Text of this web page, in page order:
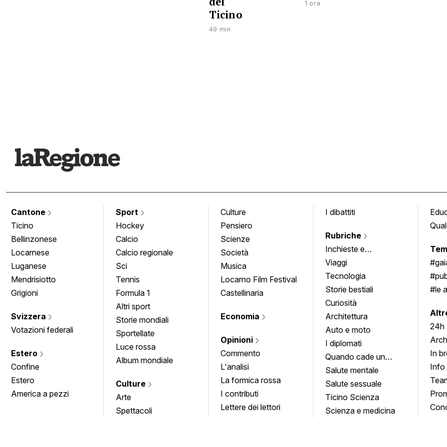
Ticino
49 min
1 ora
Cantone
Ticino
Bellinzonese
Locarnese
Luganese
Mendrisiotto
Grigioni
Svizzera
Votazioni federali
Estero
Confine
Estero
America a pezzi
Sport
Hockey
Calcio
Calcio regionale
Sci
Tennis
Formula 1
Altri sport
Storie mondiali
Sportellate
Luce rossa
Album mondiale
Culture
Arte
Spettacoli
Culture
Pensiero
Scienze
Società
Musica
Locarno Film Festival
Castellinaria
Economia
Opinioni
Commento
L'analisi
La formica rossa
I contributi
Lettere dei lettori
I dibattiti
Rubriche
Inchieste e
approfondimenti
Viaggi
Tecnologia
Storie bestiali
Curiosità
Architettura
Auto e moto
I diplomati
Quando cade un
quadro
Salute mentale
Salute sessuale
Ticino Scienza
Scienza e medicina
#le
24h
In
Info